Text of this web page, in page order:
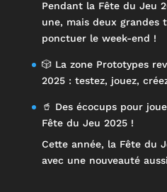
Pendant la Fête du Jeu
une, mais deux grandes
ponctuer le week-end !
🎲 La zone Prototypes
2025 : testez, jouez,
🥤 Des écocups pour
Fête du Jeu 2025 !
Cette année, la Fête du
avec une nouveauté